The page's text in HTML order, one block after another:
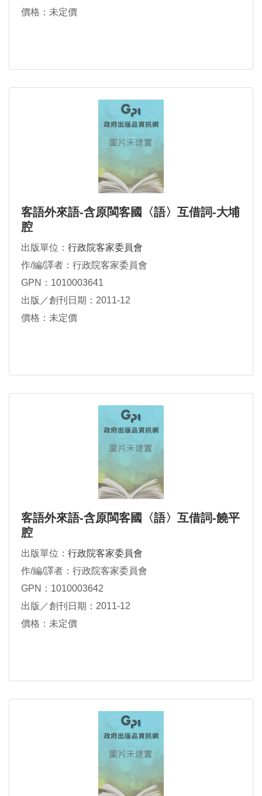
價格：未定價
客語外來語-含原閩客國〈語〉互借詞-大埔
腔
出版單位： 行政院客家委員會
作/編/譯者：行政院客家委員會
GPN：1010003641
出版／創刊日期：2011-12
價格：未定價
客語外來語-含原閩客國〈語〉互借詞-饒平
腔
出版單位： 行政院客家委員會
作/編/譯者：行政院客家委員會
GPN：1010003642
出版／創刊日期：2011-12
價格：未定價